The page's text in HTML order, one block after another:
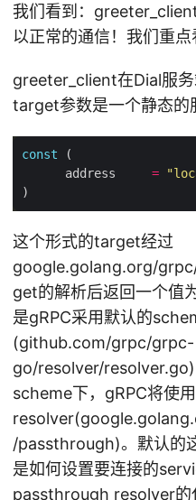
我们看到：
以正常的通信！我们重
greeter_client在Dial服
target参数是一个静态的
const
      address
=
这个形式的target经过
google.golang.org/
get的解析后返回一个值
是gRPC采用默认的
(github.com/grpc/grpc-
go/resolver/
scheme下，gRPC将使
/passthrough)。默认的
是如何设置要连接的
passthrough resolver的